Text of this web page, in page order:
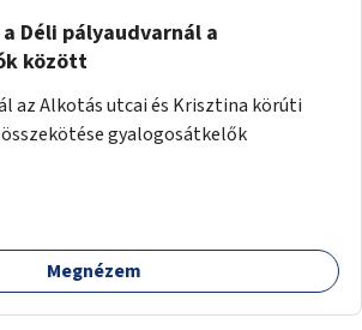
Déli pályaudvarnál a
között
az Alkotás utcai és Krisztina körúti
gyalogosátkelők
Megnézem